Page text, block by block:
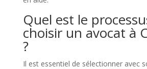
Quel est le
choisir un avocat à
?
Il est essentiel de sélectionner avec